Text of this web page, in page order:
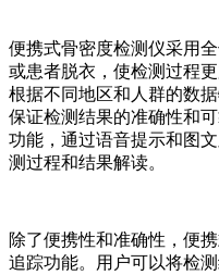
便携式骨密度检测仪采用
或患者脱衣，使检测过程
根据不同地区和人群的数
保证检测结果的准确性和
功能，通过语音提示和图
测过程和结果解读。
除了便携性和准确性，便
追踪功能。用户可以将检